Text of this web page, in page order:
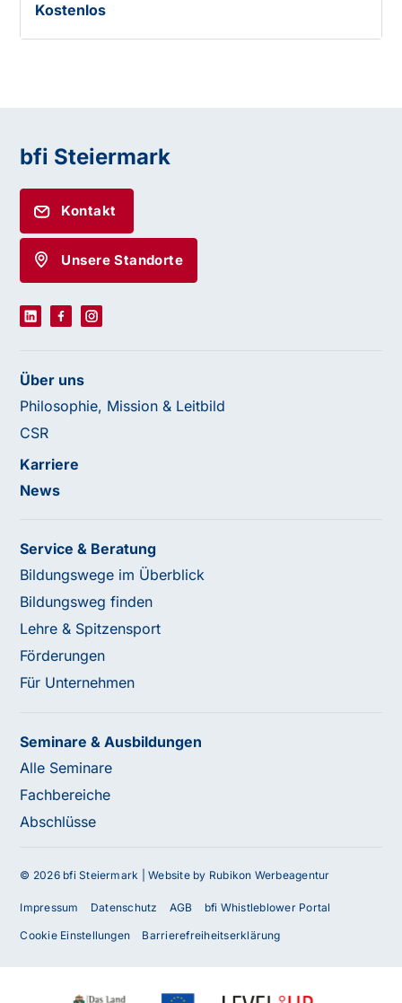
Kostenlos
bfi Steiermark
Kontakt
Unsere Standorte
Über uns
Philosophie, Mission & Leitbild
CSR
Karriere
News
Service & Beratung
Bildungswege im Überblick
Bildungsweg finden
Lehre & Spitzensport
Förderungen
Für Unternehmen
Seminare & Ausbildungen
Alle Seminare
Fachbereiche
Abschlüsse
© 2026 bfi Steiermark |Website by Rubikon Werbeagentur
Impressum Datenschutz AGB bfi Whistleblower Portal
Cookie Einstellungen Barrierefreiheitserklärung